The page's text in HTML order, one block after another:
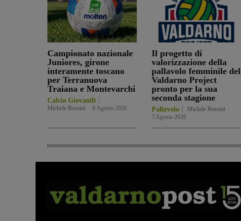
Campionato nazionale
Juniores, girone
interamente toscano
per Terranuova
Traiana e Montevarchi
Calcio Giovanili
Michele Bossini 8 Agosto 2026
Il progetto di
valorizzazione della
pallavolo femminile del
Valdarno Project
pronto per la sua
seconda stagione
Pallavolo Michele Bossini
7 Agosto 2026